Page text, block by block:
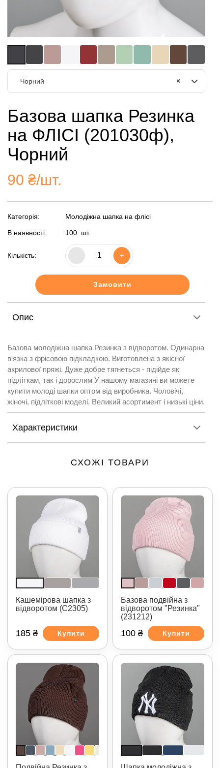
×
Чорний
Базова шапка Резинка
на ФЛІСІ (201030ф),
Чорний
90 ₴/шт.
Категорія: Молодіжна шапка на флісі
В наявності: 100 шт.
Кількість: +
Замовити
Опис
Базова молодіжна шапка Резинка з відворотом. Одинарна
в'язка з фрісовою підкладкою. Виготовлена з якісної
акрилової пряжі. Дуже добре тягнеться - підійде як
підліткам, так і дорослим У нашому магазині ви можете
купити молоді шапки оптом від виробника. Чоловічі,
жіночі, підліткові моделі. Великий асортимент і низькі ціни.
Характеристики
СХОЖІ ТОВАРИ
Кашемірова шапка з
відворотом (С2305)
185 ₴ Купити
Базова подвійна з
відворотом "Резинка"
(231212)
100 ₴ Купити